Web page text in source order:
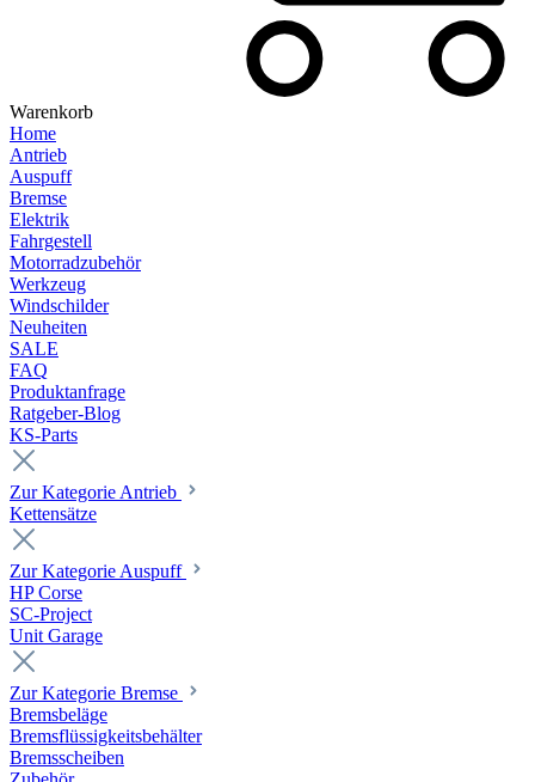
Warenkorb
Home
Antrieb
Auspuff
Bremse
Elektrik
Fahrgestell
Motorradzubehör
Werkzeug
Windschilder
Neuheiten
SALE
FAQ
Produktanfrage
Ratgeber-Blog
KS-Parts
Zur Kategorie Antrieb
Kettensätze
Zur Kategorie Auspuff
HP Corse
SC-Project
Unit Garage
Zur Kategorie Bremse
Bremsbeläge
Bremsflüssigkeitsbehälter
Bremsscheiben